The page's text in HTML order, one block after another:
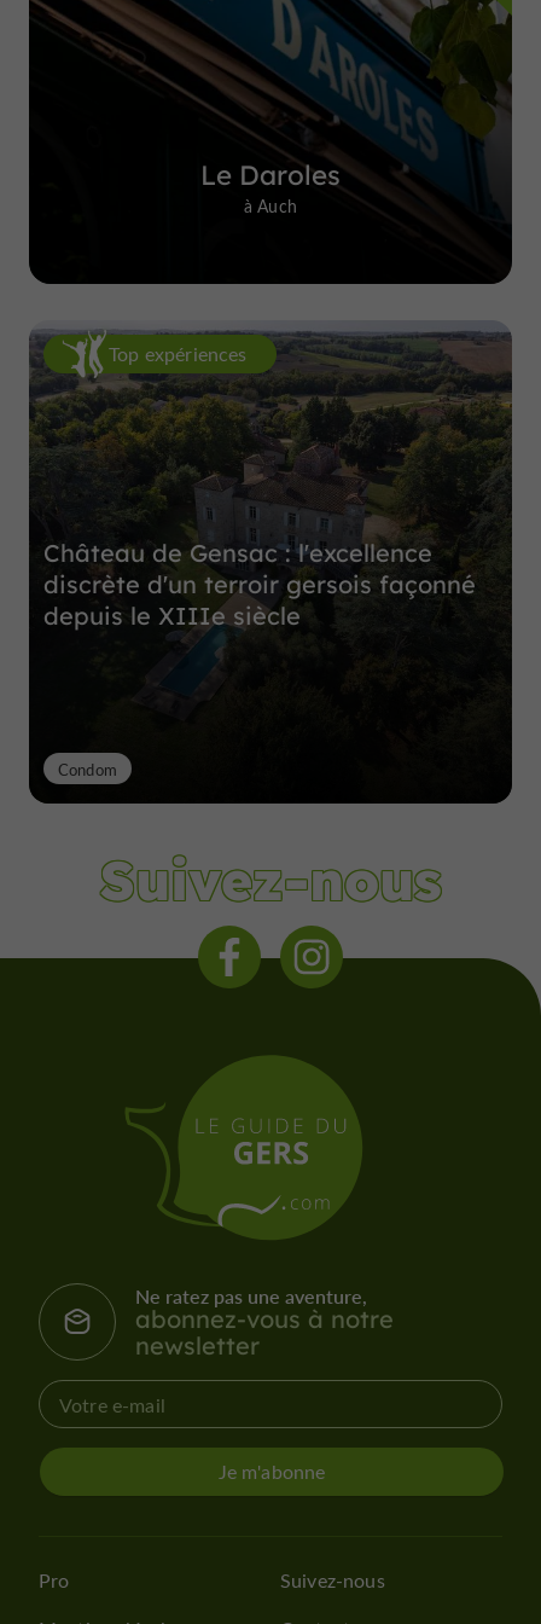
Le Daroles
à Auch
Top expériences
Château de Gensac : l'excellence
discrète d'un terroir gersois façonné
depuis le XIIIe siècle
Condom
Suivez-nous
Ne ratez pas une aventure,
abonnez-vous à notre
newsletter
Je m'abonne
Pro
Suivez-nous